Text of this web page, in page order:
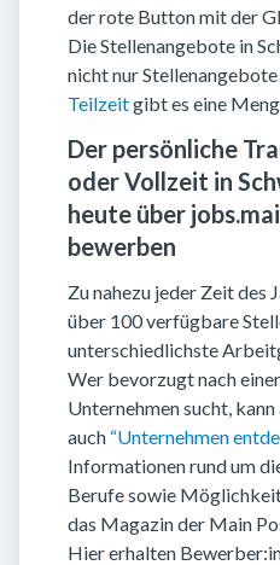
der rote Button mit der
Die Stellenangebote in
nicht nur
Teilzeitgibt es eine
Der persönliche
oder Vollzeit in
heute über
bewerben
Zu nahezu jeder Zeit des
über 100 verfügbare
unterschiedlichste
Wer bevorzugt nach
Unternehmen sucht,
auch “Unternehmen
Informationen rund um
Berufe sowie
das Magazin der Main
Hier erhalten